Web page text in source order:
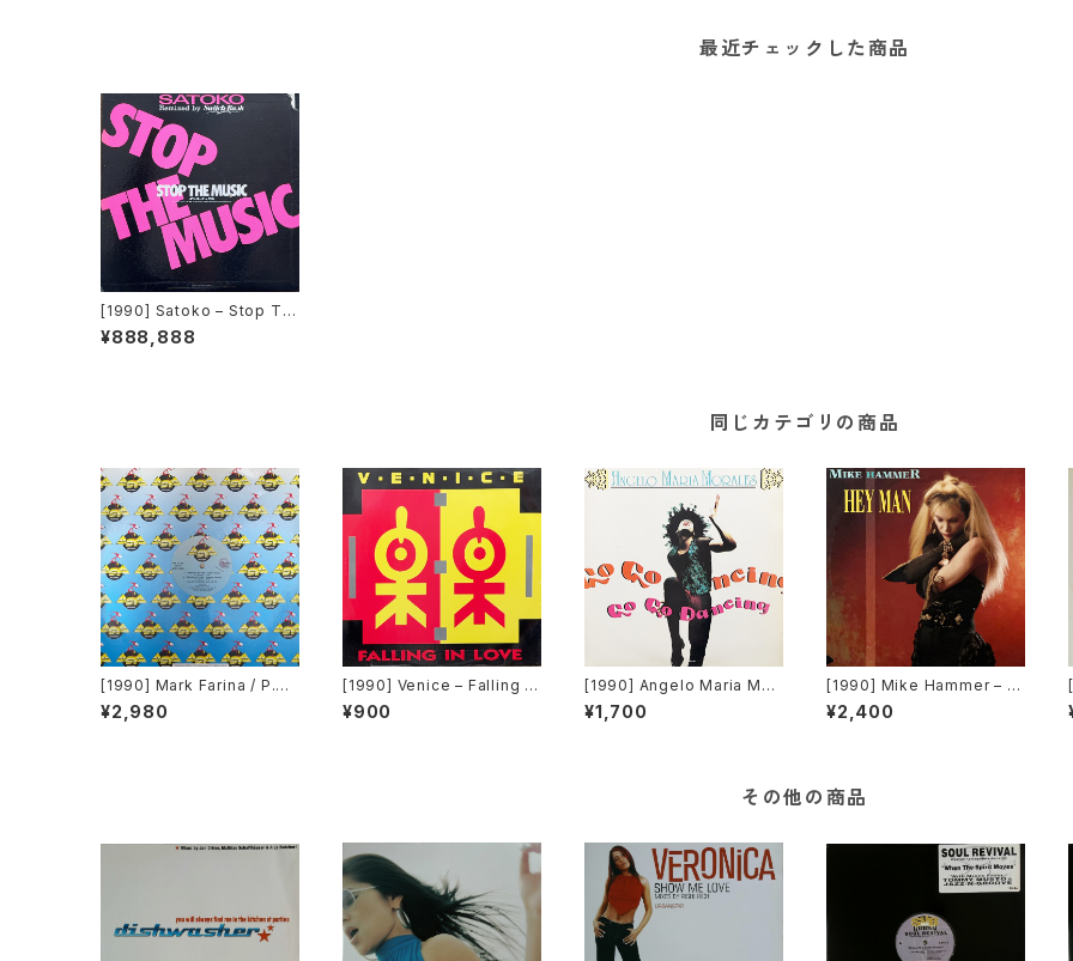
最近チェックした商品
[1990] Satoko – Stop Th
e Music [Crystal Bird]
¥888,888
同じカテゴリの商品
[1990] Mark Farina / P.C.
Dee – Relight My Fire / P
opcorn [Asia Records]
¥2,980
[1990] Venice – Falling In
Love [Flea Records]
¥900
[1990] Angelo Maria Mor
ales – Go Go Dancing [R
adiorama Productions]
¥1,700
[1990] Mike Hammer – H
ey Man [Time Records]
[TRD 1137]
¥2,400
その他の商品